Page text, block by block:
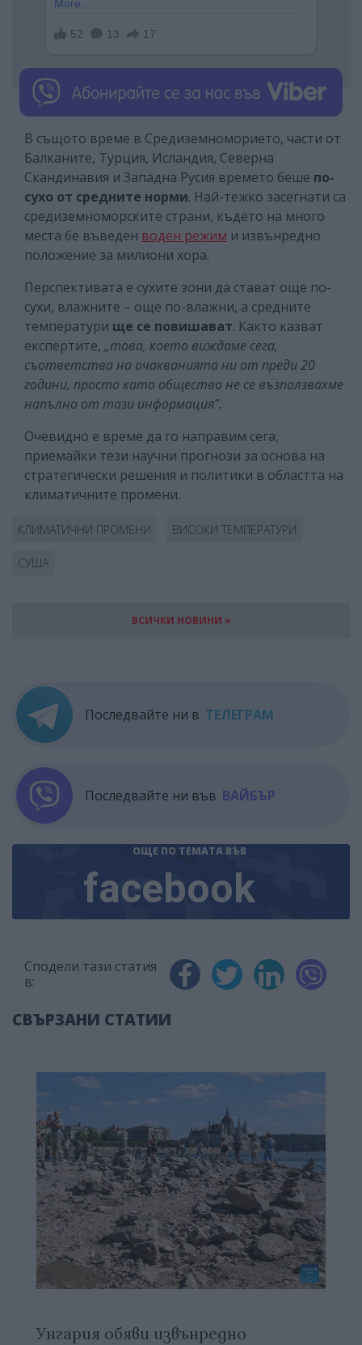
В същото време в Средиземноморието, части от
Балканите, Турция, Исландия, Северна
Скандинавия и Западна Русия времето беше по-
сухо от средните норми. Най-тежко засегнати са
средиземноморските страни, където на много
места бе въведен воден режим и извънредно
положение за милиони хора.
Перспективата е сухите зони да стават още по-
сухи, влажните – още по-влажни, а средните
температури ще се повишават. Както казват
експертите, „това, което виждаме сега,
съответства на очакванията ни от преди 20
години, просто като общество не се възползвахме
напълно от тази информация”.
Очевидно е време да го направим сега,
приемайки тези научни прогнози за основа на
стратегически решения и политики в областта на
климатичните промени.
КЛИМАТИЧНИ ПРОМЕНИ ВИСОКИ ТЕМПЕРАТУРИ
СУША
ВСИЧКИ НОВИНИ »
Последвайте ни в ТЕЛЕГРАМ
Последвайте ни във ВАЙБЪР
ОЩЕ ПО ТЕМАТА ВЪВ
facebook
Сподели тази статия
в:
СВЪРЗАНИ СТАТИИ
Унгария обяви извънредно